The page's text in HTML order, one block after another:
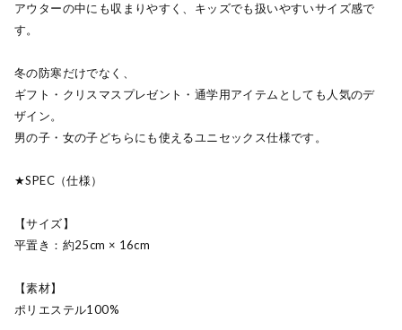
アウターの中にも収まりやすく、キッズでも扱いやすいサイズ感で
す。
冬の防寒だけでなく、
ギフト・クリスマスプレゼント・通学用アイテムとしても人気のデ
ザイン。
男の子・女の子どちらにも使えるユニセックス仕様です。
★SPEC（仕様）
【サイズ】
平置き：約25cm × 16cm
【素材】
ポリエステル100%